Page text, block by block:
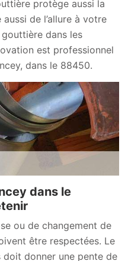
protège aussi la
de l’allure à votre
dans les
est professionnel
dans le 88450.
dans le
ou de changement de
être respectées. Le
donner une pente de